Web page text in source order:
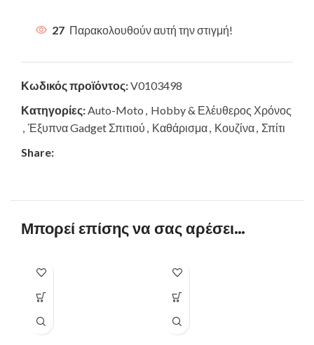
27 Παρακολουθούν αυτή την στιγμή!
Κωδικός προϊόντος:V0103498
Κατηγορίες: Auto-Moto
Hobby & Ελέυθερος Χρόνος
Έξυπνα Gadget Σπιτιού Καθάρισμα Κουζίνα Σπίτι
Share:
Μπορεί επίσης να σας αρέσει…